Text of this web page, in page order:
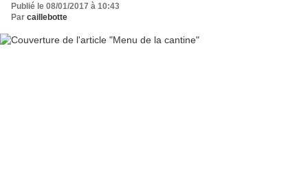
Publié le 08/01/2017 à 10:43
Par caillebotte